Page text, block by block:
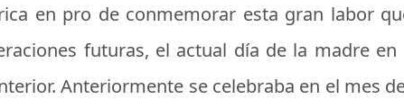
en pro de conmemorar esta gran labor
futuras, el actual día de la madre en
Anteriormente se celebraba en el mes